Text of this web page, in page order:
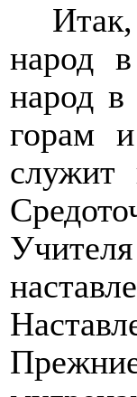
народ
народ
горам
служит